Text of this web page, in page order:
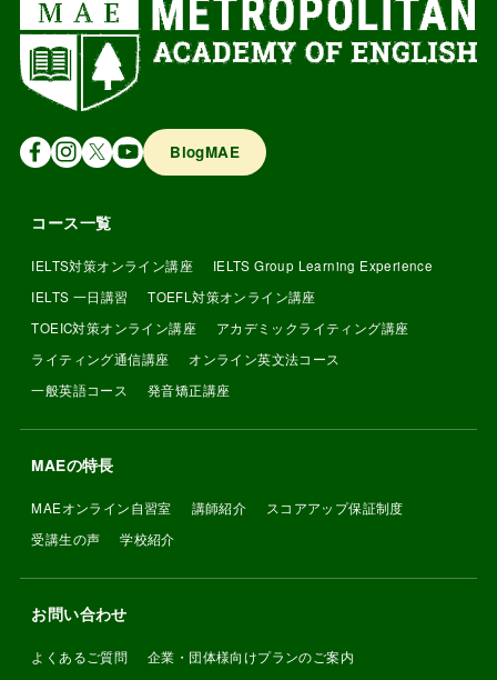
BlogMAE
コース一覧
IELTS対策オンライン講座
IELTS Group Learning Experience
IELTS 一日講習
TOEFL対策オンライン講座
TOEIC対策オンライン講座
アカデミックライティング講座
ライティング通信講座
オンライン英文法コース
一般英語コース
発音矯正講座
MAEの特長
MAEオンライン自習室 講師紹介
スコアアップ保証制度
受講生の声
学校紹介
お問い合わせ
よくあるご質問
企業・団体様向けプランのご案内